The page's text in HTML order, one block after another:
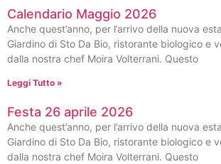
Calendario Maggio 2026
Anche quest’anno, per l’arrivo della nuova
Giardino di Sto Da Bio, ristorante biologico e
dalla nostra chef Moira Volterrani. Questo
Leggi Tutto »
Festa 26 aprile 2026
Anche quest’anno, per l’arrivo della nuova
Giardino di Sto Da Bio, ristorante biologico e
dalla nostra chef Moira Volterrani. Questo